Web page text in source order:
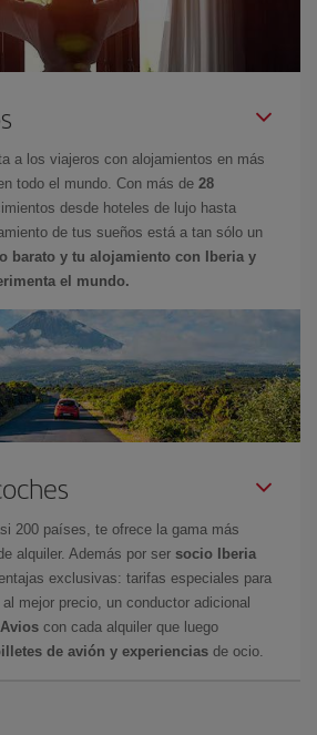
a los viajeros con alojamientos en más
todo el mundo. Con más de 28
desde hoteles de lujo hasta
de tus sueños está a tan sólo un
barato y tu alojamiento con Iberia y
el mundo.
200 países, te ofrece la gama más
alquiler. Además por ser socio Iberia
exclusivas: tarifas especiales para
mejor precio, un conductor adicional
con cada alquiler que luego
de avión y experiencias de ocio.